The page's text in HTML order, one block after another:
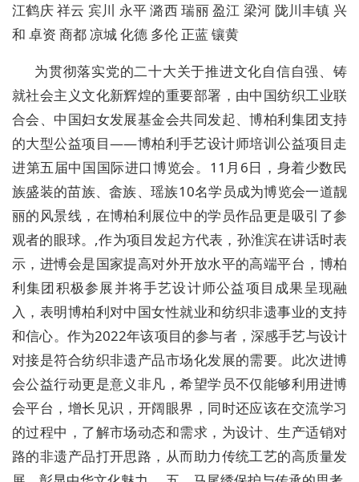
江鹤庆 祥云 宾川 永平 潞西 瑞丽 盈江 梁河 陇川丰镇 兴
和 卓资 商都 凉城 化德 多伦 正蓝 镶黄
为贯彻落实党的二十大关于推进文化自信自强、铸
就社会主义文化新辉煌的重要部署，由中国纺织工业联
合会、中国妇女发展基金会共同发起、博柏利集团支持
的大型公益项目——博柏利手艺设计师培训公益项目走
进第五届中国国际进口博览会。11月6日，身着少数民
族盛装的苗族、畲族、瑶族10名学员成为博览会一道靓
丽的风景线，在博柏利展位中的学员作品更是吸引了参
观者的眼球。,作为项目发起方代表，孙淮滨在讲话时表
示，进愽会是国家提高对外开放水平的高端平台，博柏
利集团积极参展并将手艺设计师公益项目成果呈现融
入，表明博柏利对中国女性就业和纺织非遗事业的支持
和信心。作为2022年该项目的参与者，深感手艺与设计
对接是符合纺织非遗产品市场化发展的需要。此次进博
会公益行动更是意义非凡，希望学员不仅能够利用进博
会平台，增长见识，开阔眼界，同时还应该在交流学习
的过程中，了解市场动态和需求，为设计、生产适销对
路的非遗产品打开思路，从而助力传统工艺的高质量发